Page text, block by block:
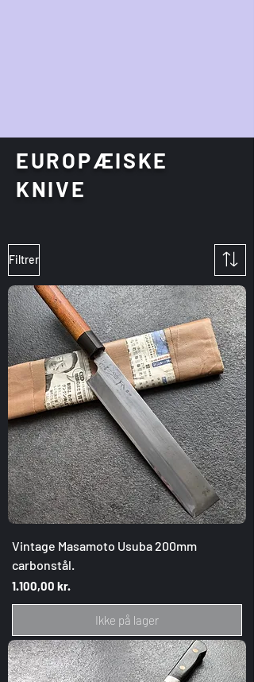
EUROPÆISKE
KNIVE
Filtrer
Vintage Masamoto Usuba 200mm
carbonstål.
Pris
1.100,00 kr.
Ikke på lager